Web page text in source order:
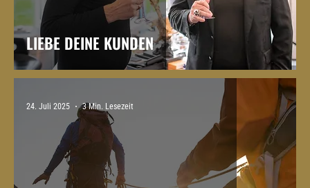
LIEBE DEINE KUNDEN
24. Juli 2025 3 Min. Lesezeit